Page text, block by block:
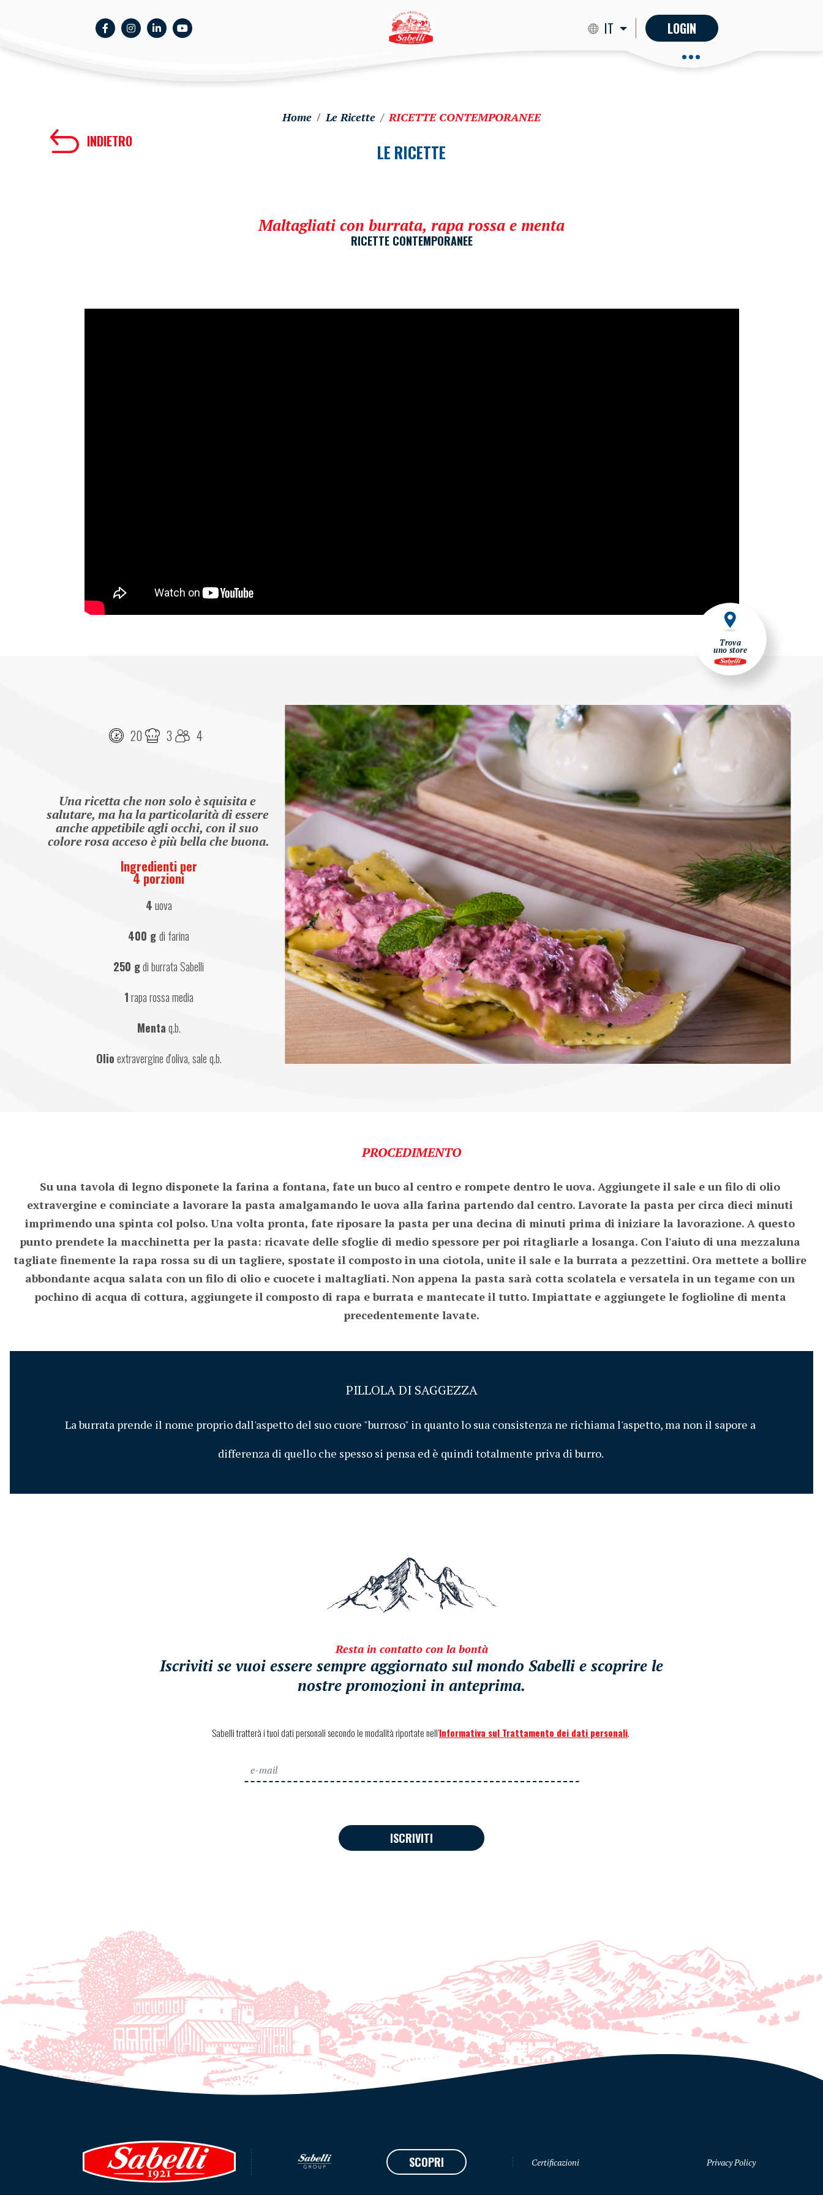
IT LOGIN
Trova
uno store
Home Le Ricette RICETTE CONTEMPORANEE
INDIETRO LE RICETTE
Maltagliati con burrata, rapa rossa e menta
RICETTE CONTEMPORANEE
20 3 4
Una ricetta che non solo è squisita e
salutare, ma ha la particolarità di essere
anche appetibile agli occhi, con il suo
colore rosa acceso è più bella che buona.
Ingredienti per
4 porzioni
4 uova
400 g di farina
250 g di burrata Sabelli
1 rapa rossa media
Menta q.b.
Olio extravergine d'oliva, sale q.b.
PROCEDIMENTO
Su una tavola di legno disponete la farina a fontana, fate un buco al centro e rompete dentro le uova. Aggiungete il sale e un filo di olio
extravergine e cominciate a lavorare la pasta amalgamando le uova alla farina partendo dal centro. Lavorate la pasta per circa dieci minuti
imprimendo una spinta col polso. Una volta pronta, fate riposare la pasta per una decina di minuti prima di iniziare la lavorazione. A questo
punto prendete la macchinetta per la pasta: ricavate delle sfoglie di medio spessore per poi ritagliarle a losanga. Con l'aiuto di una mezzaluna
tagliate finemente la rapa rossa su di un tagliere, spostate il composto in una ciotola, unite il sale e la burrata a pezzettini. Ora mettete a bollire
abbondante acqua salata con un filo di olio e cuocete i maltagliati. Non appena la pasta sarà cotta scolatela e versatela in un tegame con un
pochino di acqua di cottura, aggiungete il composto di rapa e burrata e mantecate il tutto. Impiattate e aggiungete le foglioline di menta
precedentemente lavate.
PILLOLA DI SAGGEZZA
La burrata prende il nome proprio dall'aspetto del suo cuore "burroso" in quanto lo sua consistenza ne richiama l'aspetto, ma non il sapore a
differenza di quello che spesso si pensa ed è quindi totalmente priva di burro.
Resta in contatto con la bontà
Iscriviti se vuoi essere sempre aggiornato sul mondo Sabelli e scoprire le
nostre promozioni in anteprima.
Sabelli tratterà i tuoi dati personali secondo le modalità riportate nell’Informativa sul Trattamento dei dati personali.
ISCRIVITI
SCOPRI Certificazioni Privacy Policy